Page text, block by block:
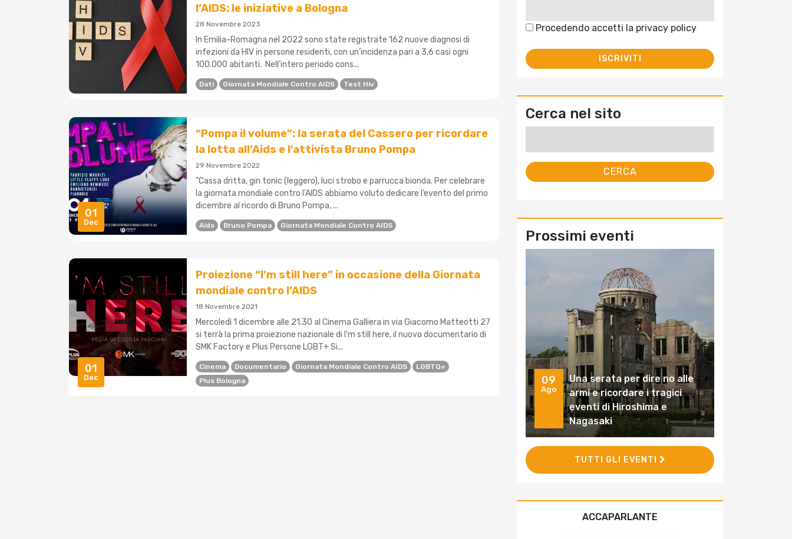
l’AIDS: le iniziative a Bologna
28 Novembre 2023
In Emilia-Romagna nel 2022 sono state registrate 162 nuove diagnosi di
infezioni da HIV in persone residenti, con un’incidenza pari a 3,6 casi ogni
100.000 abitanti. Nell’intero periodo cons...
Dati Giornata Mondiale Contro AIDS Test Hiv
01
Dec
“Pompa il volume”: la serata del Cassero per ricordare
la lotta all’Aids e l’attivista Bruno Pompa
29 Novembre 2022
"Cassa dritta, gin tonic (leggero), luci strobo e parrucca bionda. Per celebrare
la giornata mondiale contro l’AIDS abbiamo voluto dedicare l’evento del primo
dicembre al ricordo di Bruno Pompa, ...
Aids Bruno Pompa Giornata Mondiale Contro AIDS
01
Dec
Proiezione “I’m still here” in occasione della Giornata
mondiale contro l’AIDS
18 Novembre 2021
Mercoledì 1 dicembre alle 21.30 al Cinema Galliera in via Giacomo Matteotti 27
si terrà la prima proiezione nazionale di I'm still here, il nuovo documentario di
SMK Factory e Plus Persone LGBT+ Si...
Cinema Documentario Giornata Mondiale Contro AIDS
LGBTQ+
Plus Bologna
Procedendo accetti la privacy policy
Cerca nel sito
Prossimi eventi
09
Ago
Una serata per dire no alle
armi e ricordare i tragici
eventi di Hiroshima e
Nagasaki
TUTTI GLI EVENTI
ACCAPARLANTE